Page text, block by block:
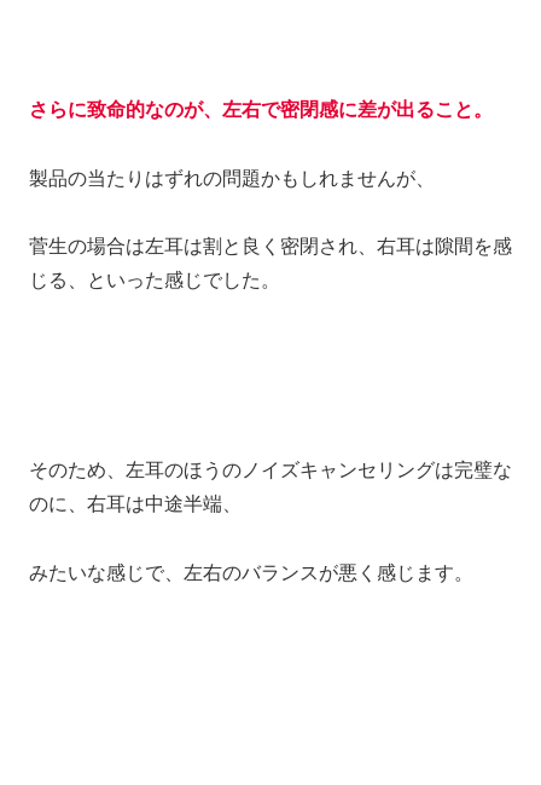
さらに致命的なのが、左右で密閉感に差が出ること。
製品の当たりはずれの問題かもしれませんが、
菅生の場合は左耳は割と良く密閉され、右耳は隙間を感
じる、といった感じでした。
そのため、左耳のほうのノイズキャンセリングは完璧な
のに、右耳は中途半端、
みたいな感じで、左右のバランスが悪く感じます。